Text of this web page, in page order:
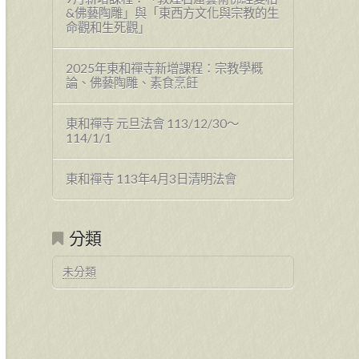
&佛藝陶雕」與「東西方文化與宗教的生
命觀和生死觀」
2025年東和禪寺新增課程：宗教學概
論、佛藝陶雕、素食烹飪
東和禪寺 元旦法會 113/12/30～
114/1/1
東和禪寺 113年4月3日清明法會
分類
未分類